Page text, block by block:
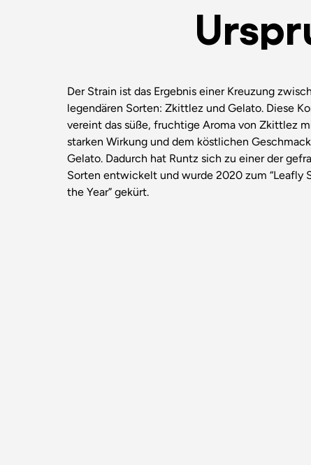
Der Strain ist das Ergebnis einer Kreuzung
legendären Sorten: Zkittlez und Gelato. Diese
vereint das süße, fruchtige Aroma von Zkittlez
starken Wirkung und dem köstlichen
Gelato. Dadurch hat Runtz sich zu einer der
Sorten entwickelt und wurde 2020 zum “Leafly
the Year” gekürt.